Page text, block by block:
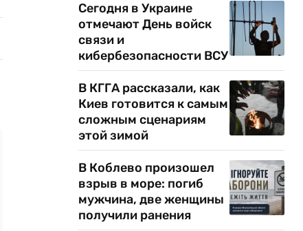
Сегодня в Украине
отмечают День войск
связи и
кибербезопасности ВСУ
В КГГА рассказали, как
Киев готовится к самым
сложным сценариям
этой зимой
В Коблево произошел
взрыв в море: погиб
мужчина, две женщины
получили ранения